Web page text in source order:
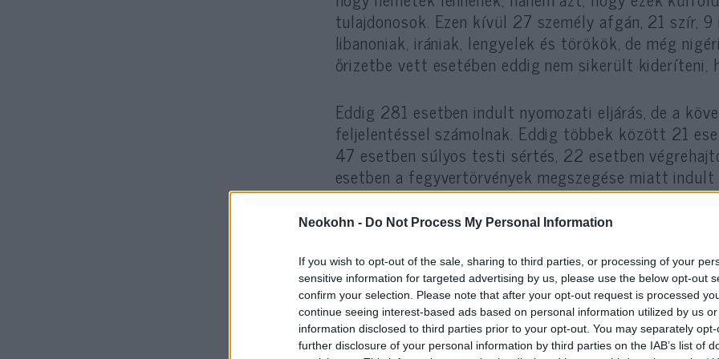
Neokohn - Do Not Process My Personal Information
If you wish to opt-out of the sale, sharing to third parties, or processing of your
sensitive information for targeted advertising by us, please use the below opt-out
confirm your selection. Please note that after your opt-out request is processed
continue seeing interest-based ads based on personal information utilized by us
information disclosed to third parties prior to your opt-out. You may separately
further disclosure of your personal information by third parties on the IAB’s list of
tulajdonosok. Ezen kívül 27 személy afgán, 21 szír,
libanoniak, irániak, lengyelek és törökök, de még
őrizetbe vett esetében eddig nem sikerült kideríteni,
Eddig 281 esetben indult nyomozati eljárás, de a
feljelentéssel számolnak. Eddig többek között 21
47 esetben súlyos testi sértés, 22 esetben
esetben a fegyvertörvények megszegése miatt indult
Szilveszter éjszakáján eddig példátlan
milyen agresszív gyűlölettel viseltetnek a
és a német állammal szemben. Megvetik
az itt honos életmódot és azt a
nélkül befogadta őket és luxusszintű